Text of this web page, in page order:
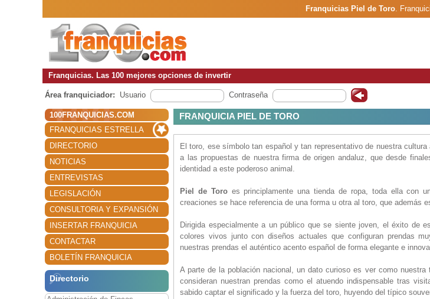
Franquicias Piel de Toro.
Franquicias. Las 100 mejores opciones de invertir
Área franquiciador: Usuario Contraseña
100FRANQUICIAS.COM
FRANQUICIAS ESTRELLA
DIRECTORIO
NOTICIAS
ENTREVISTAS
LEGISLACIÓN
CONSULTORIA Y EXPANSIÓN
INSERTAR FRANQUICIA
CONTACTAR
BOLETÍN FRANQUICIA
Directorio
FRANQUICIA PIEL DE TORO
El toro, ese símbolo tan español y tan representativo de nuestra
a las propuestas de nuestra firma de origen andaluz, que desde
identidad a este poderoso animal.
Piel de Toroes principlamente una tienda de ropa, toda ella con
creaciones se hace referencia de una forma u otra al toro, que además
Dirigida especialmente a un público que se siente joven, el éxito de
colores vivos junto con diseños actuales que configuran prendas
nuestras prendas el auténtico acento español de forma elegante e
A parte de la población nacional, un dato curioso es ver como
consideran nuestran prendas como el atuendo indispensable tras
sabido captar el significado y la fuerza del toro, huyendo del típico